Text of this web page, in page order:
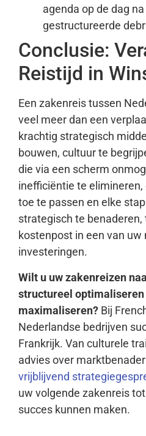
agenda op de dag
gestructureerde
Conclusie:
Reistijd in
Een zakenreis tussen
veel meer dan een
krachtig strategisch
bouwen, cultuur te
die via een scherm
inefficiëntie te
toe te passen en elke
strategisch te
kostenpost in een van
investeringen.
Wilt u uw zakenreizen
structureel optimaliseren
maximaliseren? Bij
Nederlandse bedrijven
Frankrijk. Van culturele
advies over
vrijblijvend
uw volgende zakenreis
succes kunnen maken.